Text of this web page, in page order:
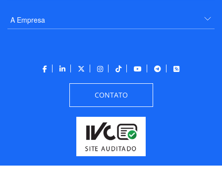
A Empresa
CONTATO